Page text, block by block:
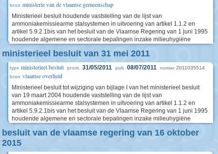
bron ministerie van de vlaamse gemeenschap
Ministerieel besluit houdende vaststelling van de lijst van
ammoniakemissiearme stalsystemen in uitvoering van artikel 1.1.2 en
artikel 5.9.2.1bis van het besluit van de Vlaamse Regering van 1 juni 1995
houdende algemene en sectorale bepalingen inzake milieuhygiëne
ministerieel besluit van 31 mei 2011
type ministerieel besluit prom. 31/05/2011 pub. 08/07/2011 numac 2011035514
bron vlaamse overheid
Ministerieel besluit tot wijziging van bijlage I van het ministerieel besluit
van 19 maart 2004 houdende vaststelling van de lijst van
ammoniakemissiearme stalsystemen in uitvoering van artikel 1.1.2 en
artikel 5.9.2.1bis van het besluit van de Vlaamse Regering van 1 juni 1995
houdende algemene en sectorale bepalingen inzake milieuhygiëne
besluit van de vlaamse regering van 16 oktober
2015